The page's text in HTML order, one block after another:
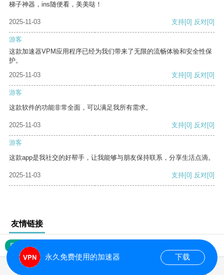
梯子神器，ins随便看，美美哒！
2025-11-03 支持[0] 反对[0]
游客
这款加速器VPM应用程序已经为我们带来了无限的流畅体验和安全性保
护。
2025-11-03
支持[0] 反对[0]
游客
这款软件的功能非常全面，可以满足我所有需求。
2025-11-03 支持[0] 反对[0]
游客
这款app是我社交的好帮手，让我能够与朋友保持联系，分享生活点滴。
2025-11-03 支持[0] 反对[0]
友情链接
网站地图
永久免费使用的加速器 下载